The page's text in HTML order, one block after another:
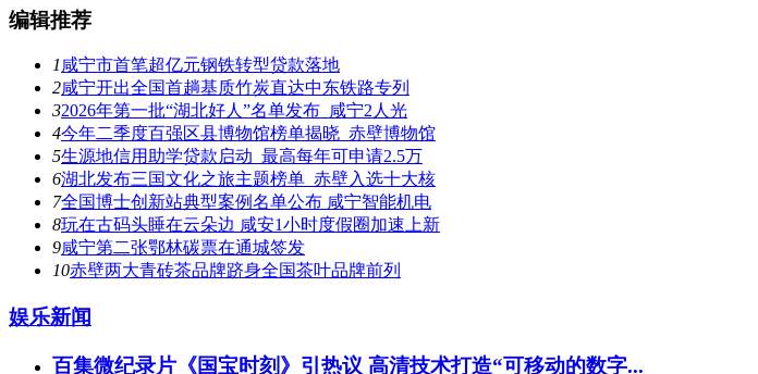
编辑推荐
1 咸宁市首笔超亿元钢铁转型贷款落地
2咸宁开出全国首趟基质竹炭直达中东铁路专列
32026年第一批“湖北好人”名单发布 咸宁2人光
4今年二季度百强区县博物馆榜单揭晓 赤壁博物馆
5生源地信用助学贷款启动 最高每年可申请2.5万
6湖北发布三国文化之旅主题榜单 赤壁入选十大核
7全国博士创新站典型案例名单公布 咸宁智能机电
8玩在古码头睡在云朵边 咸安1小时度假圈加速上新
9咸宁第二张鄂林碳票在通城签发
10赤壁两大青砖茶品牌跻身全国茶叶品牌前列
娱乐新闻
百集微纪录片《国宝时刻》引热议 高清技术打造“可移动的数字...